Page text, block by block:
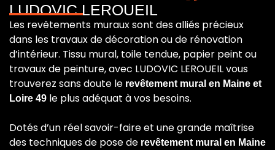
LUDOVIC LEROUEIL
Les revêtements muraux sont des alliés précieux
dans les travaux de décoration ou de rénovation
d’intérieur. Tissu mural, toile tendue, papier peint ou
travaux de peinture, avec LUDOVIC LEROUEIL vous
trouverez sans doute le revêtement mural en Maine et
Loire 49 le plus adéquat à vos besoins.
Dotés d’un réel savoir-faire et une grande maîtrise
des techniques de pose de revêtement mural en Maine